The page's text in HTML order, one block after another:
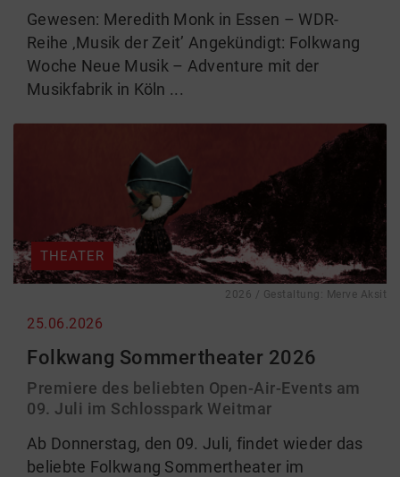
Gewesen: Meredith Monk in Essen – WDR-
Reihe ‚Musik der Zeit’ Angekündigt: Folkwang
Woche Neue Musik – Adventure mit der
Musikfabrik in Köln ...
25.06.2026
Folkwang Sommertheater 2026
Premiere des beliebten Open-Air-Events am
09. Juli im Schlosspark Weitmar
Ab Donnerstag, den 09. Juli, findet wieder das
beliebte Folkwang Sommertheater im
THEATER
2026 / Gestaltung: Merve Aksit